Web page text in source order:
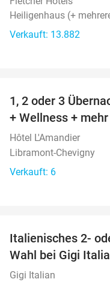
Heiligenhaus (+
Verkauft: 13.882
TODAY
1, 2 oder 3
+ Wellness +
Hôtel L'Amandier
Libramont-Chevigny
Verkauft: 6
Italienisches 2-
Wahl bei Gigi
Gigi Italian